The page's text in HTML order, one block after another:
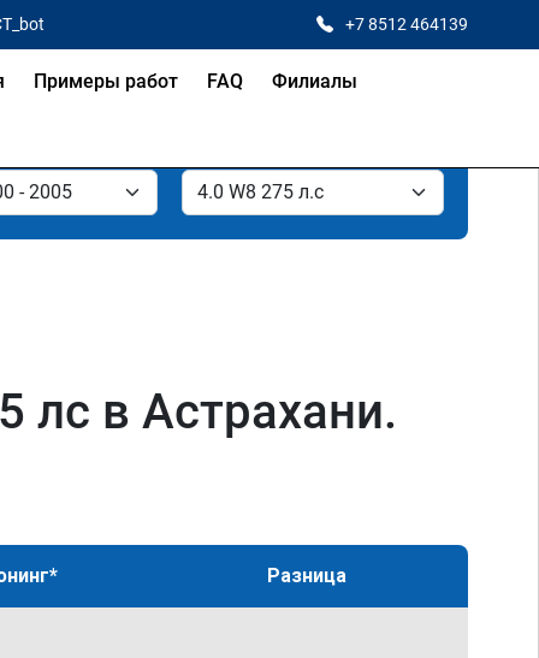
+7 8512 464139
Примеры работ FAQ Филиалы
лс в Астрахани.
Разница